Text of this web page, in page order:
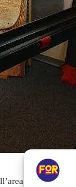
restauro del